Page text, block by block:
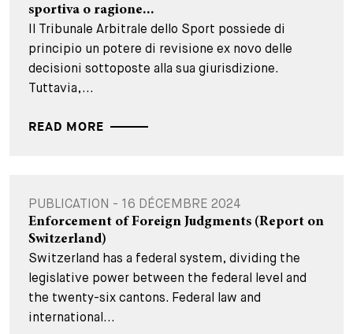
sportiva o ragione...
Il Tribunale Arbitrale dello Sport possiede di
principio un potere di revisione ex novo delle
decisioni sottoposte alla sua giurisdizione.
Tuttavia,...
READ MORE
PUBLICATION - 16 DÉCEMBRE 2024
Enforcement of Foreign Judgments (Report on
Switzerland)
Switzerland has a federal system, dividing the
legislative power between the federal level and
the twenty-six cantons. Federal law and
international...